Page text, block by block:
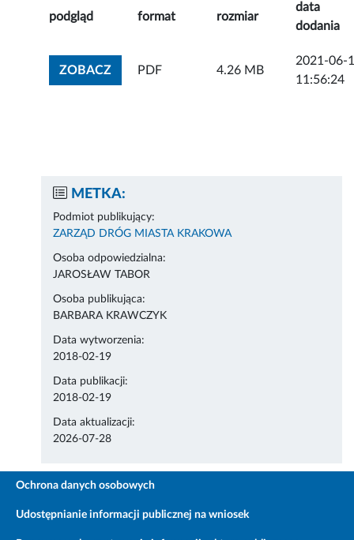
podgląd format rozmiar
data
dodania
ZOBACZZOBACZ ZAŁĄCZNIK
PDF 4.26 MB
2021-06-
11:56:24
METKA:
Podmiot publikujący:
ZARZĄD DRÓG MIASTA KRAKOWA
Osoba odpowiedzialna:
JAROSŁAW TABOR
Osoba publikująca:
BARBARA KRAWCZYK
Data wytworzenia:
2018-02-19
Data publikacji:
2018-02-19
Data aktualizacji:
2026-07-28
Ochrona danych osobowych
Udostępnianie informacji publicznej na wniosek